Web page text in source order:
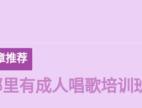
推荐
有成人唱歌培训